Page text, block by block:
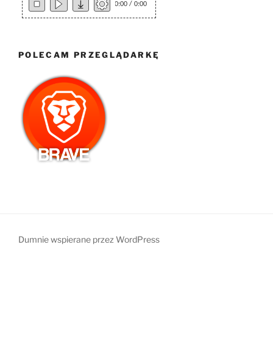
0:00 / 0:00
POLECAM PRZEGLĄDARKĘ
Dumnie wspierane przez WordPress